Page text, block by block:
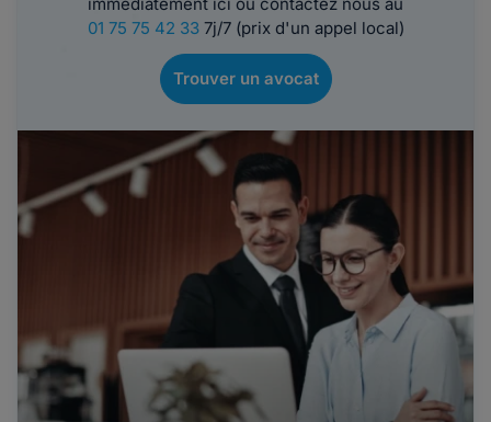
01 75 75 42 337j/7 (prix d'un appel local)
Trouver un avocat